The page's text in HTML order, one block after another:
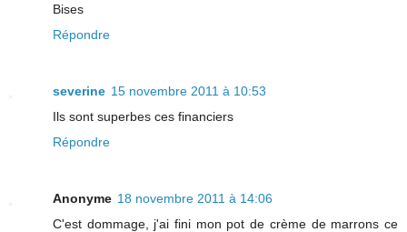
Bises
Répondre
severine 15 novembre 2011 à 10:53
Ils sont superbes ces financiers
Répondre
Anonyme 18 novembre 2011 à 14:06
C'est dommage, j'ai fini mon pot de crème de marrons ce